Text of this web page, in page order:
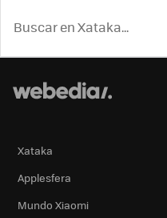
Xataka
Applesfera
Mundo Xiaomi